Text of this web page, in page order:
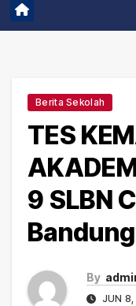
Berita Sekolah
TES
9 SLBN
By
JUN